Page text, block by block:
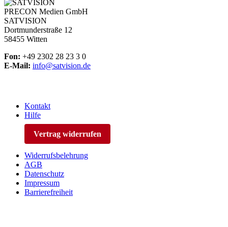
PRECON Medien GmbH
SATVISION
Dortmunderstraße 12
58455 Witten
Fon: +49 2302 28 23 3 0
E-Mail: info@satvision.de
Kontakt
Hilfe
Vertrag widerrufen
Widerrufsbelehrung
AGB
Datenschutz
Impressum
Barrierefreiheit